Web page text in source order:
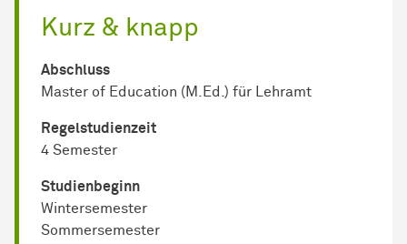
Kurz & knapp
Abschluss
Master of Education (M.Ed.) für Lehramt
Regel­studienzeit
4 Semester
Studienbeginn
Wintersemester
Sommersemester